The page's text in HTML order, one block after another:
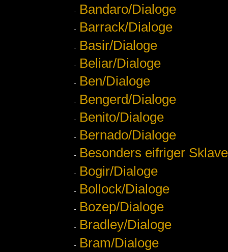
Bandaro/Dialoge
Barrack/Dialoge
Basir/Dialoge
Beliar/Dialoge
Ben/Dialoge
Bengerd/Dialoge
Benito/Dialoge
Bernado/Dialoge
Besonders eifriger
Bogir/Dialoge
Bollock/Dialoge
Bozep/Dialoge
Bradley/Dialoge
Bram/Dialoge